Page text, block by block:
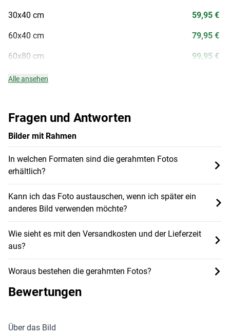
Fragen und Antworten
Bilder mit Rahmen
In welchen Formaten sind die gerahmten Fotos
erhältlich?
Kann ich das Foto austauschen, wenn ich später ein
anderes Bild verwenden möchte?
Wie sieht es mit den Versandkosten und der Lieferzeit
aus?
Woraus bestehen die gerahmten Fotos?
30x40 cm
60x40 cm
60x80 cm
59,95 €
79,95 €
99,95 €
Alle ansehen
Bewertungen
Über das Bild